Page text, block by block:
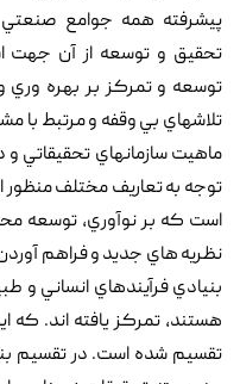
پيشرفته همه جوامع
تحقيق و توسعه از آن جهت
توسعه و تمرکز بر بهره وري
تلاشهاي بي وقفه و مرتبط
ماهيت سازمانهاي تحقيقاتي
توجه به تعاريف مختلف منظور
است که بر نوآوري, توسعه
نظريه هاي جديد و فراهم
بنيادي فرآيندهاي انساني و
هستند, تمرکز يافته اند. که
تقسيم شده است. در تقسيم